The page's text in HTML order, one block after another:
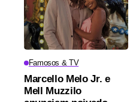
Famosos & TV
Marcello Melo Jr. e
Mell Muzzilo